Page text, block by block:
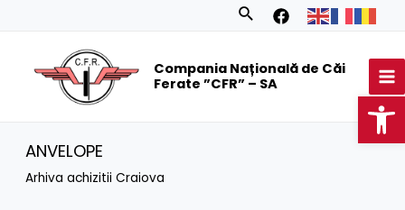
Search
Compania Națională de Căi
Ferate ”CFR” – SA
ANVELOPE
Arhiva achizitii Craiova